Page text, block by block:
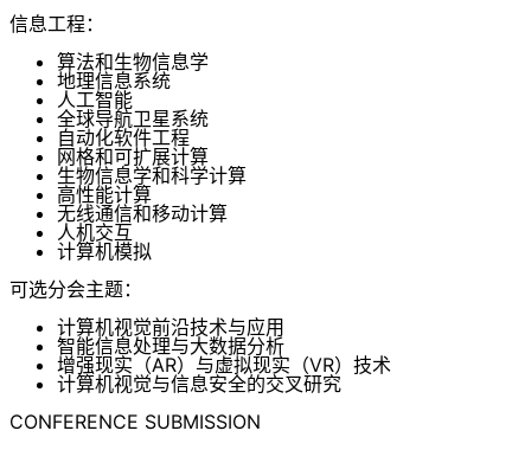
信息工程：
算法和生物信息学
地理信息系统
人工智能
全球导航卫星系统
自动化软件工程
网格和可扩展计算
生物信息学和科学计算
高性能计算
无线通信和移动计算
人机交互
计算机模拟
可选分会主题：
计算机视觉前沿技术与应用
智能信息处理与大数据分析
增强现实（AR）与虚拟现实（VR）技术
计算机视觉与信息安全的交叉研究
CONFERENCE SUBMISSION